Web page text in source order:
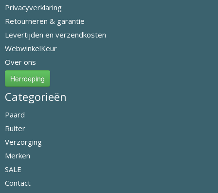
Privacyverklaring
Retourneren & garantie
Levertijden en verzendkosten
WebwinkelKeur
Over ons
Herroeping
Categorieën
Paard
Ruiter
Verzorging
Merken
SALE
Contact